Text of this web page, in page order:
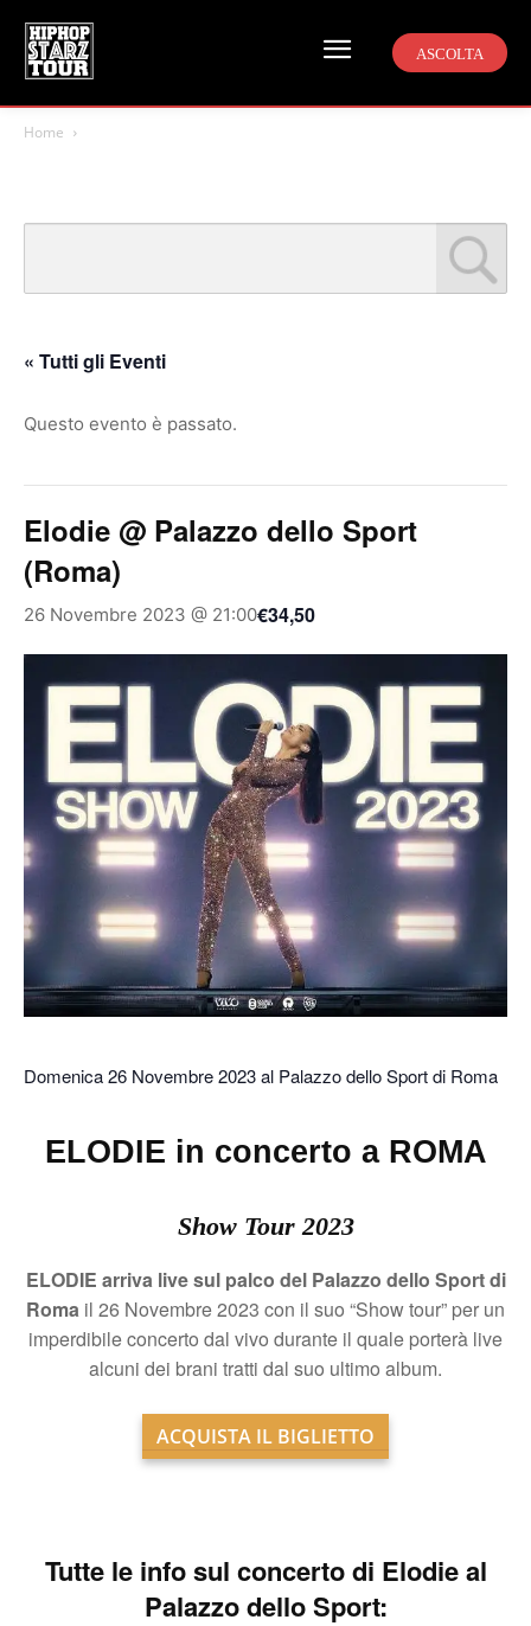
ASCOLTA
Home
« Tutti gli Eventi
Questo evento è passato.
Elodie @ Palazzo dello Sport
(Roma)
26 Novembre 2023 @ 21:00€34,50
Domenica 26 Novembre 2023 al Palazzo dello Sport di Roma
ELODIE in concerto a ROMA
Show Tour 2023
ELODIE arriva live sul palco del Palazzo dello Sport di
Roma il 26 Novembre 2023 con il suo “Show tour” per un
imperdibile concerto dal vivo durante il quale porterà live
alcuni dei brani tratti dal suo ultimo album.
ACQUISTA IL BIGLIETTO
Tutte le info sul concerto di Elodie al
Palazzo dello Sport: